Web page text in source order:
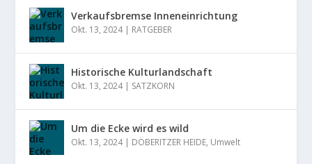
Verkaufsbremse Inneneinrichtung
Okt. 13, 2024| RATGEBER
Historische Kulturlandschaft
Okt. 13, 2024| SATZKORN
Um die Ecke wird es wild
Okt. 13, 2024| DÖBERITZER HEIDE, Umwelt